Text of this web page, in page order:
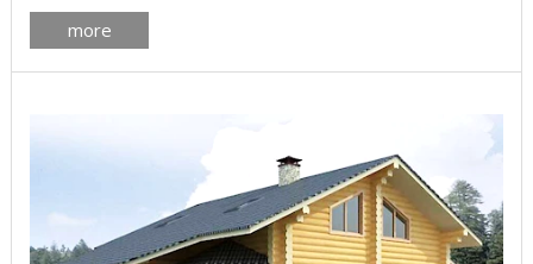
more